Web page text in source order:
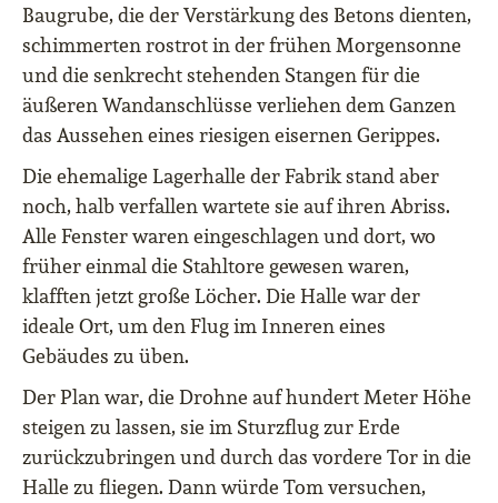
Baugrube, die der Verstärkung des Betons dienten,
schimmerten rostrot in der frühen Morgensonne
und die senkrecht stehenden Stangen für die
äußeren Wandanschlüsse verliehen dem Ganzen
das Aussehen eines riesigen eisernen Gerippes.
Die ehemalige Lagerhalle der Fabrik stand aber
noch, halb verfallen wartete sie auf ihren Abriss.
Alle Fenster waren eingeschlagen und dort, wo
früher einmal die Stahltore gewesen waren,
klafften jetzt große Löcher. Die Halle war der
ideale Ort, um den Flug im Inneren eines
Gebäudes zu üben.
Der Plan war, die Drohne auf hundert Meter Höhe
steigen zu lassen, sie im Sturzflug zur Erde
zurückzubringen und durch das vordere Tor in die
Halle zu fliegen. Dann würde Tom versuchen,